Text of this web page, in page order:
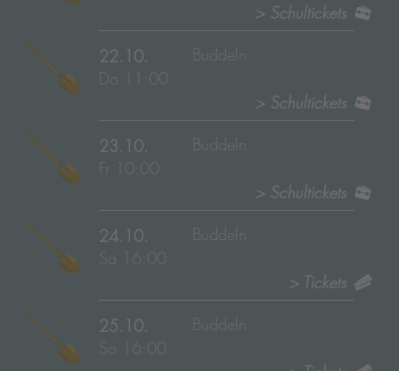
> Schultickets
22.10.
Do 11:00
Buddeln
> Schultickets
23.10.
Fr 10:00
Buddeln
> Schultickets
24.10.
Sa 16:00
Buddeln
> Tickets
25.10.
So 16:00
Buddeln